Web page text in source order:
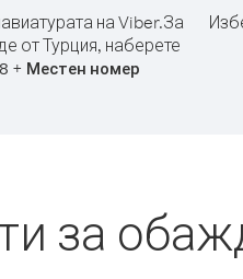
на Viber.За
от Турция, наберете
+ Местен номер
за